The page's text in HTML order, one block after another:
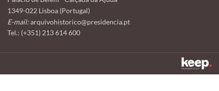
1349-022 Lisboa (Portugal)
E-mail:arquivohistorico@presidencia.pt
Tel.: (+351) 213 614 600